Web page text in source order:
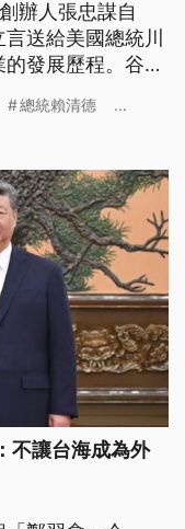
辦人張忠謀自
送給美國總統川
發展歷程。谷立
堅守自由社會的
總統賴清德 ...
不讓台海成為外